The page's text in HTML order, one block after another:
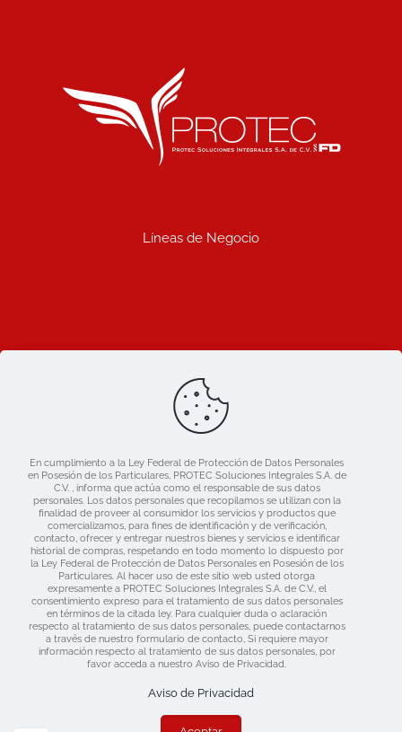
Líneas de Negocio
Ligas de Interes
Blog
Nosotros
Mercado libre
Contacto
Derechos Reservados 2019 Protec | Consulta nuestras
En cumplimiento a la Ley Federal de Protección de Datos Personales
en Posesión de los Particulares, PROTEC Soluciones Integrales S.A. de
C.V. , informa que actúa como el responsable de sus datos
personales. Los datos personales que recopilamos se utilizan con la
finalidad de proveer al consumidor los servicios y productos que
comercializamos, para fines de identificación y de verificación,
contacto, ofrecer y entregar nuestros bienes y servicios e identificar
historial de compras, respetando en todo momento lo dispuesto por
la Ley Federal de Protección de Datos Personales en Posesión de los
Particulares. Al hacer uso de este sitio web usted otorga
expresamente a PROTEC Soluciones Integrales S.A. de C.V., el
consentimiento expreso para el tratamiento de sus datos personales
en términos de la citada ley. Para cualquier duda o aclaración
respecto al tratamiento de sus datos personales, puede contactarnos
a través de nuestro formulario de contacto, Si requiere mayor
información respecto al tratamiento de sus datos personales, por
favor acceda a nuestro Aviso de Privacidad.
Aviso de Privacidad